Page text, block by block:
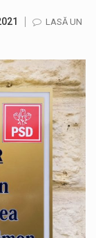
Directorul OCPI Maramures, Daniela-Onița Ivascu, a venit cu un răspuns pentru cei care s-au intrebat în aceste zile: Dacă aplicațiile…
Vremea va fi caniculară. Disconfortul termic va fi accentuat, iar indicele temperatură-umezeală (ITU) va depăși pragul critic de 80 de…
LASĂ UN